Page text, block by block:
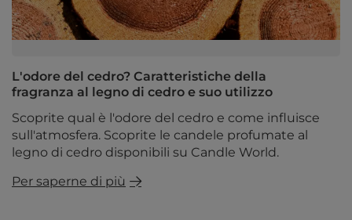
L'odore del cedro? Caratteristiche della
fragranza al legno di cedro e suo utilizzo
Scoprite qual è l'odore del cedro e come influisce
sull'atmosfera. Scoprite le candele profumate al
legno di cedro disponibili su Candle World.
Per saperne di più